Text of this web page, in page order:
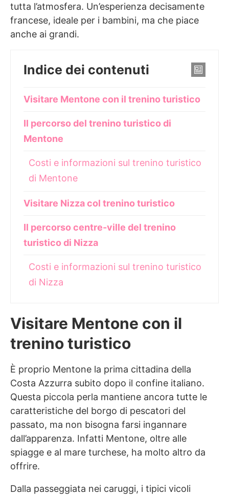
tutta l’atmosfera. Un’esperienza decisamente
francese, ideale per i bambini, ma che piace
anche ai grandi.
Indice dei contenuti
Visitare Mentone con il trenino turistico
Il percorso del trenino turistico di
Mentone
Costi e informazioni sul trenino turistico
di Mentone
Visitare Nizza col trenino turistico
Il percorso centre-ville del trenino
turistico di Nizza
Costi e informazioni sul trenino turistico
di Nizza
Visitare Mentone con il
trenino turistico
È proprio Mentone la prima cittadina della
Costa Azzurra subito dopo il confine italiano.
Questa piccola perla mantiene ancora tutte le
caratteristiche del borgo di pescatori del
passato, ma non bisogna farsi ingannare
dall’apparenza. Infatti Mentone, oltre alle
spiagge e al mare turchese, ha molto altro da
offrire.
Dalla passeggiata nei caruggi, i tipici vicoli